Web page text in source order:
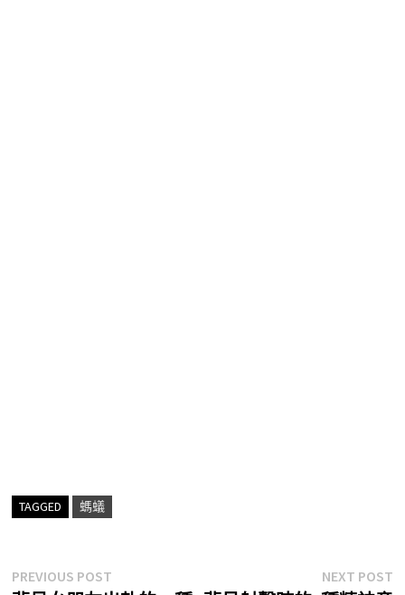
TAGGED 螞蟻
文
PREVIOUS POSTPrevious
NEXT POST